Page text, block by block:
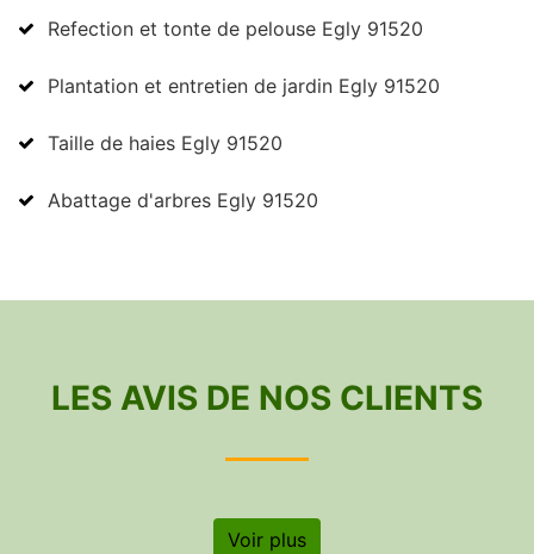
Refection et tonte de pelouse Egly 91520
Plantation et entretien de jardin Egly 91520
Taille de haies Egly 91520
Abattage d'arbres Egly 91520
LES AVIS DE NOS CLIENTS
Voir plus